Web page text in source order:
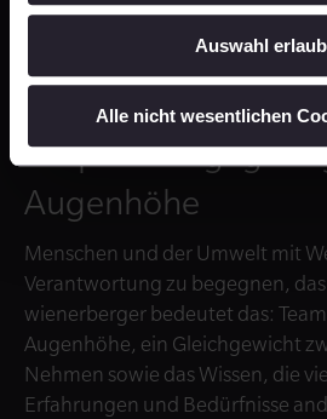
Auswahl
Alle nicht wesentlichen
sie ihre Ideen und
äußern können.”
Respekt:
Augenhöhe
Menschen und der Umwelt mit
Verantwortung zu begegnen, das
wienerberger bedeutet das:
Augenhöhe, ein Gleichgewicht
Nehmen sowie das Wissen, die
Erfahrungen und Bedürfnisse